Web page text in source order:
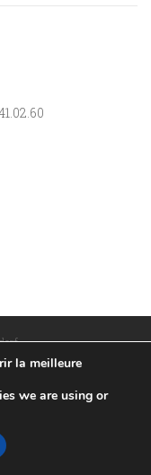
WEB67
la meilleure
we are using or